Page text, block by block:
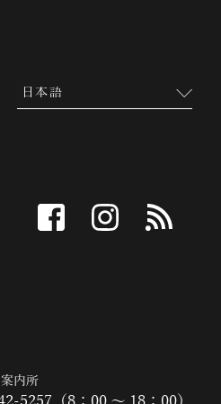
facebook instagram
内所